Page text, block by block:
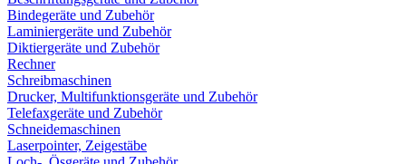
Bindegeräte und Zubehör
Laminiergeräte und Zubehör
Diktiergeräte und Zubehör
Rechner
Schreibmaschinen
Drucker, Multifunktionsgeräte und Zubehör
Telefaxgeräte und Zubehör
Schneidemaschinen
Laserpointer, Zeigestäbe